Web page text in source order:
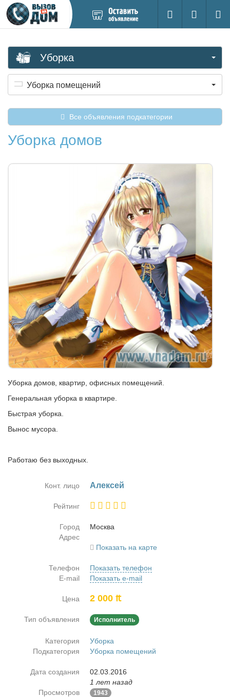
новое
Поиск
Вход на
Уборка
Уборка помещений
Все объявления подкатегории
Уборка домов
Уборка домов, квартир, офисных помещений.
Генеральная уборка в квартире.
Быстрая уборка.
Вынос мусора.
Работаю без выходных.
Конт. лицо Алек­сей
Рейтинг
Город
Москва
Адрес
Показать на карте
Телефон
Показать телефон
E-mail
Показать e-mail
Цена 2 000 ₶
Тип объявления Исполнитель
Категория
Уборка
Подкатегория
Уборка помещений
Дата создания
02.03.2016
1 лет назад
Просмотров
1943